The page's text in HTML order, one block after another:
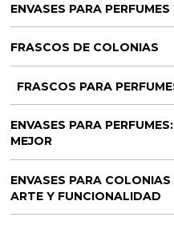
ENVASES PARA
FRASCOS DE COLONIAS
FRASCOS PARA
ENVASES PARA
MEJOR
ENVASES PARA
ARTE Y FUNCIONALIDAD